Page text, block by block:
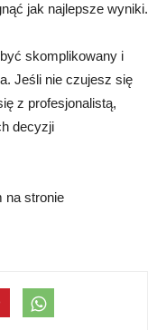
jak najlepsze wyniki.
skomplikowany i
Jeśli nie czujesz się
z profesjonalistą,
decyzji
na stronie